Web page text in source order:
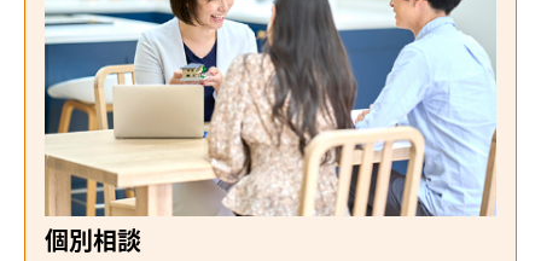
個別相談